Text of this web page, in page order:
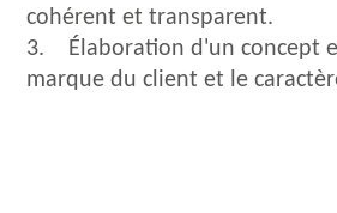
cohérent et transparent.
3. Élaboration d'un concept
marque du client et le